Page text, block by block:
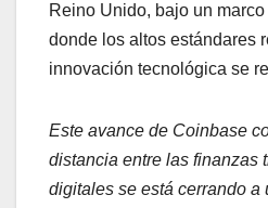
Reino Unido, bajo un
donde los altos estándares
innovación tecnológica se
Este avance de Coinbase
distancia entre las finanzas
digitales se está cerrando a